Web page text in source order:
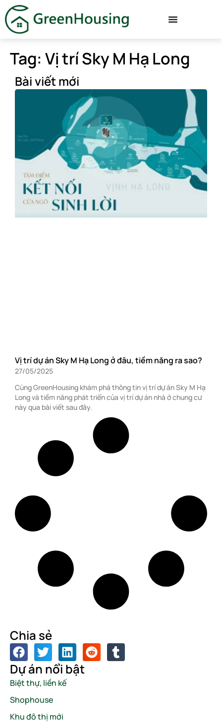
Tag: Vị trí Sky M Hạ Long
Bài viết mới
Vị trí dự án Sky M Hạ Long ở đâu, tiềm năng ra sao?
27/05/2025
Cùng GreenHousing khám phá thông tin vị trí dự án Sky M Hạ
Long và tiềm năng phát triển của vị trí dự án nhà ở chung cư
này qua bài viết sau đây.
Chia sẻ
Dự án nổi bật
Biệt thự, liền kế
Shophouse
Khu đô thị mới